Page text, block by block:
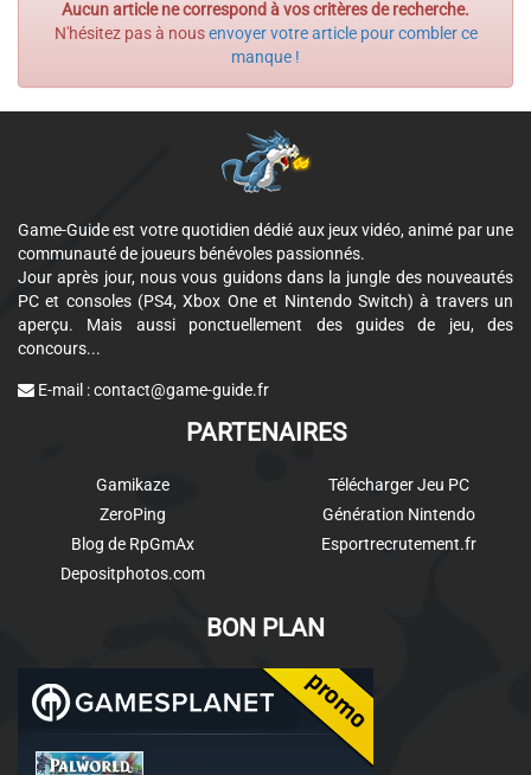
Aucun article ne correspond à vos critères de recherche.
N'hésitez pas à nousenvoyer votre article pour combler ce
manque !
Game-Guide est votre quotidien dédié aux jeux vidéo, animé par une
communauté de joueurs bénévoles passionnés.
Jour après jour, nous vous guidons dans la jungle des nouveautés
PC et consoles (PS4, Xbox One et Nintendo Switch) à travers un
aperçu. Mais aussi ponctuellement des guides de jeu, des
concours...
E-mail :contact@game-guide.fr
PARTENAIRES
Gamikaze
ZeroPing
Blog de RpGmAx
Depositphotos.com
Télécharger Jeu PC
Génération Nintendo
Esportrecrutement.fr
BON PLAN